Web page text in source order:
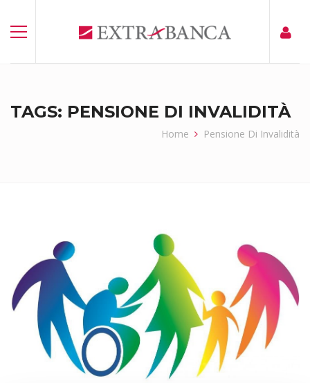
TAGS: PENSIONE DI INVALIDITÀ
Home Pensione Di Invalidità